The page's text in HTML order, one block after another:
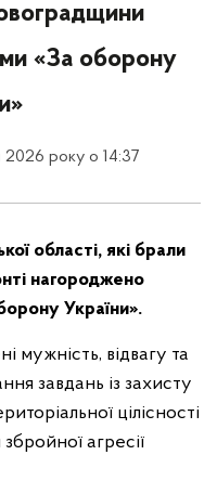
«За оборону
2026 року о 14:37
області, які брали
нагороджено
України».
мужність, відвагу та
завдань із захисту
цілісності
агресії